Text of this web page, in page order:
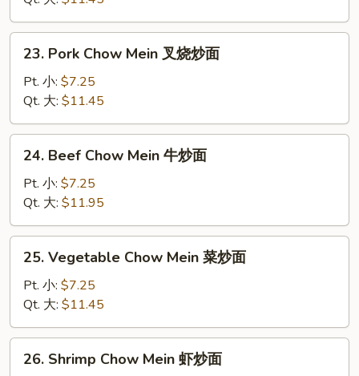
鸡
炒
Pork
Chow
Mein
叉
烧
23. Pork Chow Mein 叉烧炒面
Pt. 小: $7.25
Qt. 大: $11.45
Beef
Chow
Mein
牛
炒
24. Beef Chow Mein 牛炒面
Pt. 小: $7.25
Qt. 大: $11.95
Vegetable
Chow
Mein
菜
炒
25. Vegetable Chow Mein 菜炒面
Pt. 小: $7.25
Qt. 大: $11.45
Shrimp
26. Shrimp Chow Mein 虾炒面